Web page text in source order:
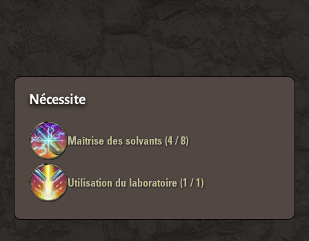
Nécessite
Maîtrise des solvants (4 / 8)
Utilisation du laboratoire (1 / 1)